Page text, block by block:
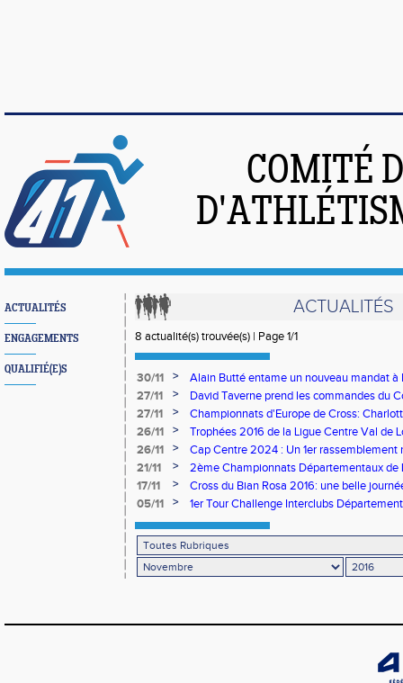
COMITÉ
ACTUALITÉS
ENGAGEMENTS
QUALIFIÉ(E)S
ACTUALITÉS
8 actualité(s) trouvée(s) | Page 1/1
30/11 >
Alain Butté entame un nouveau mandat à
d'Athlétisme du Centre Val de Loire
27/11 >
David Taverne prend les commandes du
d'Athlétisme
27/11 >
Championnats d'Europe de Cross:
la France!
26/11 >
Trophées 2016 de la Ligue Centre Val de
Collenot-Spriet récompensés
26/11 >
Cap Centre 2024 : Un 1er rassemblement
21/11
>
2ème Championnats Départementaux de
dure!
17/11 >
Cross du Bian Rosa 2016: une belle
05/11
> 1er Tour Challenge Interclubs